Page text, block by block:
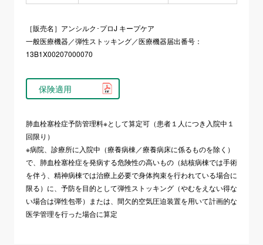
［販売名］アンシルク･プロJ キープケア
一般医療機器／弾性ストッキング／医療機器届出番号：
13B1X00207000070
保険適用
肺血栓塞栓症予防管理料※として算定可（患者１人につき入院中１
回限り）
※病院、診療所に入院中（療養病棟／療養病床に係るものを除く）
で、肺血栓塞栓症を発病する危険性の高いもの（結核病棟では手術
を伴う、精神病棟では治療上必要で身体拘束を行われている場合に
限る）に、予防を目的として弾性ストッキング（やむをえない得な
い場合は弾性包帯）または、間欠的空気圧迫装置を用いて計画的な
医学管理を行った場合に算定